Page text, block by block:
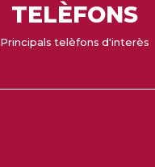
TELÈFONS
Principals telèfons d'interès